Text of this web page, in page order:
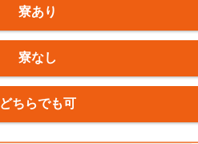
寮あり
寮なし
どちらでも可